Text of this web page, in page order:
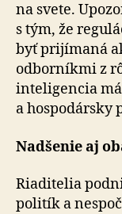
na svete.
s tým, že
byť prijímaná
odborníkmi z
inteligencia
a ho­spo­dársky
Nadšenie aj
Riaditelia
politík a